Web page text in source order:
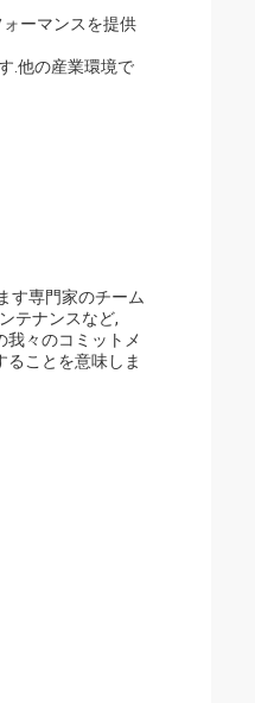
ーマンスを提供
.他の産業環境で
す専門家のチーム
テナンスなど,
我々のコミットメ
ことを意味しま